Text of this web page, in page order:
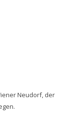
Neudorf, der